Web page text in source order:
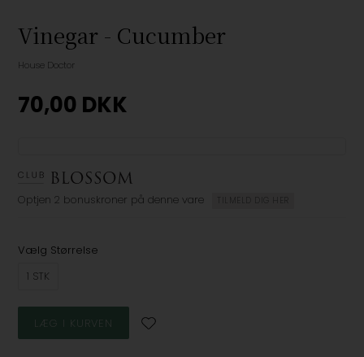
Vinegar - Cucumber
House Doctor
70,00 DKK
Optjen 2 bonuskroner på denne vare TILMELD DIG HER
Vælg Størrelse
1 STK